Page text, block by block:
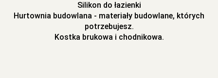
Silikon do łazienki
Hurtownia budowlana - materiały budowlane, których
potrzebujesz.
Kostka brukowa i chodnikowa.